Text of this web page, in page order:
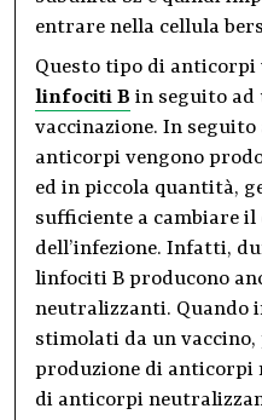
entrare nella cellula
Questo tipo di
linfociti B in seguito ad
vaccinazione. In
anticorpi vengono
ed in piccola quantità,
sufficiente a cambiare il
dell’infezione. Infatti,
linfociti B producono
neutralizzanti. Quando
stimolati da un
produzione di
di anticorpi